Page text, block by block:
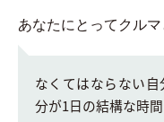
あなたにとってクルマ
なくてはならない
分が1日の結構な時間